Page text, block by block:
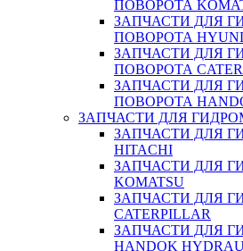
ПОВОРОТА
ЗАПЧАСТИ ДЛЯ
ПОВОРОТА
ЗАПЧАСТИ ДЛЯ
ПОВОРОТА
ЗАПЧАСТИ ДЛЯ
ПОВОРОТА
ЗАПЧАСТИ ДЛЯ
ЗАПЧАСТИ ДЛЯ
HITACHI
ЗАПЧАСТИ ДЛЯ
KOMATSU
ЗАПЧАСТИ ДЛЯ
CATERPILLAR
ЗАПЧАСТИ ДЛЯ
HANDOK